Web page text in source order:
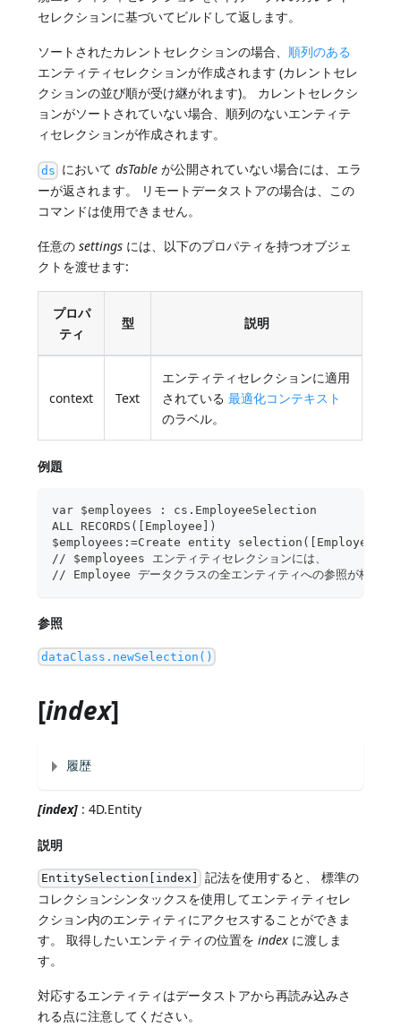
セレクションに基づいてビルドして返します。
ソートされたカレントセレクションの場合、 順列のある
エンティティセレクションが作成されます (カレントセレ
クションの並び順が受け継がれます)。 カレントセレクシ
ョンがソートされていない場合、順列のないエンティテ
ィセレクションが作成されます。
ds において dsTableが公開されていない場合には、エラ
ーが返されます。 リモートデータストアの場合は、この
コマンドは使用できません。
任意のsettings には、以下のプロパティを持つオブジェ
クトを渡せます:
プロパ
ティ
型 説明
context Text
エンティティセレクションに適用
されている最適化コンテキスト
のラベル。
例題
var $employees : cs.EmployeeSelection
ALL RECORDS([Employee])
$employees:=Create entity selection([Employee])
// $employees エンティティセレクションには、
// Employee データクラスの全エンティティへの参照が格納さ
参照
dataClass.newSelection()
[index]
履歴
[index] : 4D.Entity
説明
EntitySelection[index]
記法を使用すると、 標準の
コレクションシンタックスを使用してエンティティセレ
クション内のエンティティにアクセスすることができま
す。 取得したいエンティティの位置をindex に渡しま
す。
対応するエンティティはデータストアから再読み込みさ
れる点に注意してください。